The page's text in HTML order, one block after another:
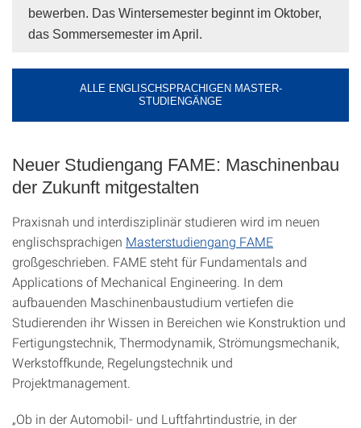
bewerben. Das Wintersemester beginnt im Oktober,
das Sommersemester im April.
ALLE ENGLISCHSPRACHIGEN MASTER-
STUDIENGÄNGE
Neuer Studiengang FAME: Maschinenbau
der Zukunft mitgestalten
Praxisnah und interdisziplinär studieren wird im neuen
englischsprachigen Masterstudiengang FAME
großgeschrieben. FAME steht für Fundamentals and
Applications of Mechanical Engineering. In dem
aufbauenden Maschinenbaustudium vertiefen die
Studierenden ihr Wissen in Bereichen wie Konstruktion und
Fertigungstechnik, Thermodynamik, Strömungsmechanik,
Werkstoffkunde, Regelungstechnik und
Projektmanagement.
„Ob in der Automobil- und Luftfahrtindustrie, in der